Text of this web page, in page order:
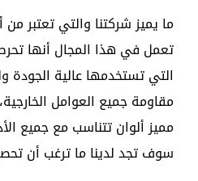
ما يميز شركتنا والتي تعتبر
تعمل في هذا المجال أنها
التي تستخدمها عالية الجودة
مقاومة جميع العوامل
مميز ألوان تتناسب مع جميع
سوف تجد لدينا ما ترغب أن